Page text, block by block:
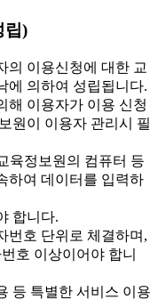
립)
이용신청에 대한 교
에 의하여 성립됩니다.
해 이용자가 이용 신청
원이 이용자 관리시 필
육정보원의 컴퓨터 등
하여 데이터를 입력하
합니다.
호 단위로 체결하며,
호 이상이어야 합니
등 특별한 서비스 이용